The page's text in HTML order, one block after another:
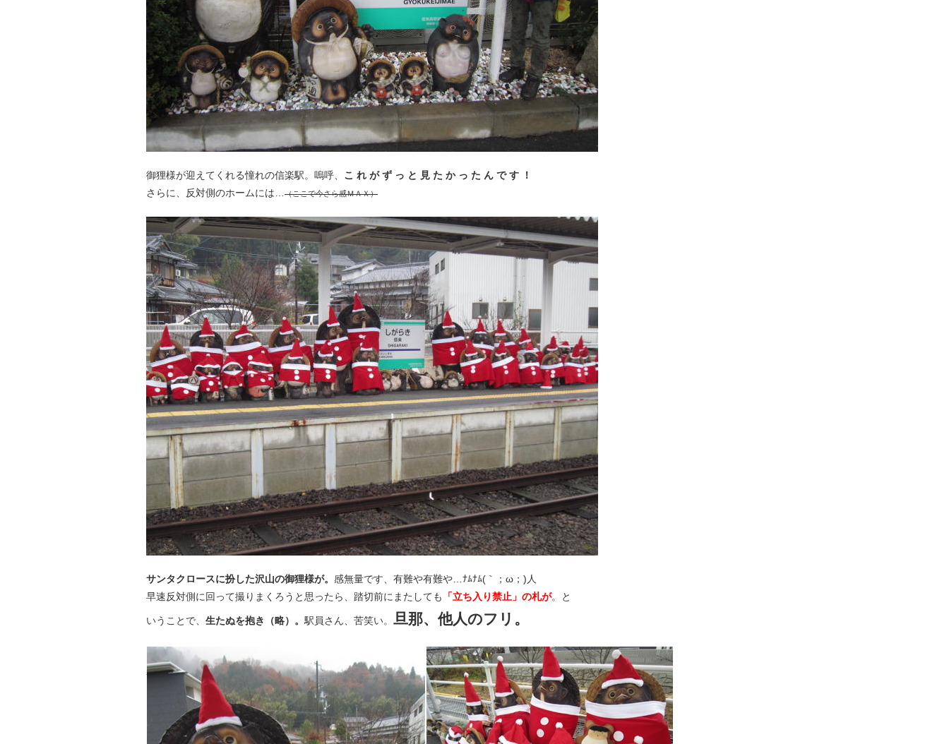
御狸様が迎えてくれる憧れの信楽駅。嗚呼、 こ れ が ず っ と 見 た か っ た ん で す ！
さらに、反対側のホームには…（ここで今さら感ＭＡＸ）
サンタクロースに扮した沢山の御狸様が。 感無量です、有難や有難や…ﾅﾑﾅﾑ(｀；ω；)人
早速反対側に回って撮りまくろうと思ったら、踏切前にまたしても
「立ち入り禁止」の札が。と
いうことで、 生たぬを抱き（略）。駅員さん、苦笑い。 旦那、他人のフリ。